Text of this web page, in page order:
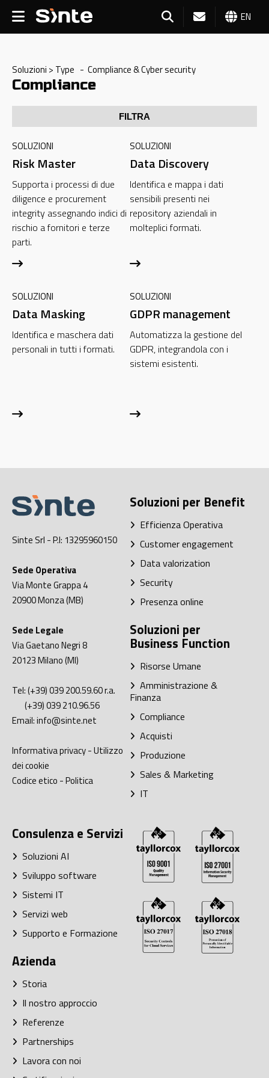
EN
Soluzioni > Type - Compliance & Cyber security
Compliance
FILTRA
SOLUZIONI
Risk Master
Supporta i processi di due
diligence e procurement
integrity assegnando indici di
rischio a fornitori e terze
parti.
SOLUZIONI
Data Discovery
Identifica e mappa i dati
sensibili presenti nei
repository aziendali in
molteplici formati.
SOLUZIONI
Data Masking
Identifica e maschera dati
personali in tutti i formati.
SOLUZIONI
GDPR management
Automatizza la gestione del
GDPR, integrandola con i
sistemi esistenti.
Sinte Srl - P.I: 13295960150
Sede Operativa
Via Monte Grappa 4
20900Monza (MB)
Sede Legale
Via Gaetano Negri 8
20123Milano (MI)
Tel:(+39) 039 200.59.60r.a.
(+39) 039 210.96.56
Email:info@sinte.net
Informativa privacy-Utilizzo
dei cookie
Codice etico -Politica
Soluzioni per Benefit
Efficienza Operativa
Customer engagement
Data valorization
Security
Presenza online
Soluzioni per
Business Function
Risorse Umane
Amministrazione &
Finanza
Compliance
Acquisti
Produzione
Sales & Marketing
IT
Consulenza e Servizi
Soluzioni AI
Sviluppo software
Sistemi IT
Servizi web
Supporto e Formazione
Azienda
Storia
Il nostro approccio
Referenze
Partnerships
Lavora con noi